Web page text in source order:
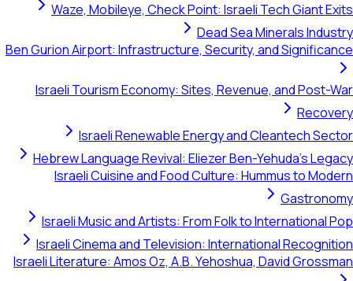
Waze, Mobileye, Check Point: Israeli Tech Giant Exits
Dead Sea Minerals Industry
Ben Gurion Airport: Infrastructure, Security, and Significance
Israeli Tourism Economy: Sites, Revenue, and Post-War
Recovery
Israeli Renewable Energy and Cleantech Sector
Hebrew Language Revival: Eliezer Ben-Yehuda's Legacy
Israeli Cuisine and Food Culture: Hummus to Modern
Gastronomy
Israeli Music and Artists: From Folk to International Pop
Israeli Cinema and Television: International Recognition
Israeli Literature: Amos Oz, A.B. Yehoshua, David Grossman